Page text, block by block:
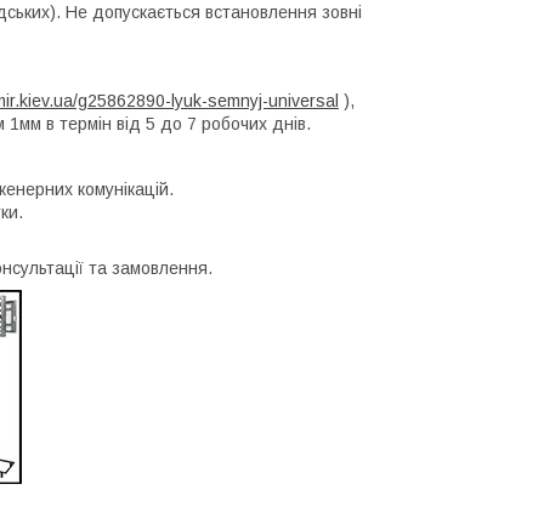
Не допускається встановлення зовні
g25862890-lyuk-semnyj-universal ),
в термін від 5 до 7 робочих днів.
комунікацій.
та замовлення.